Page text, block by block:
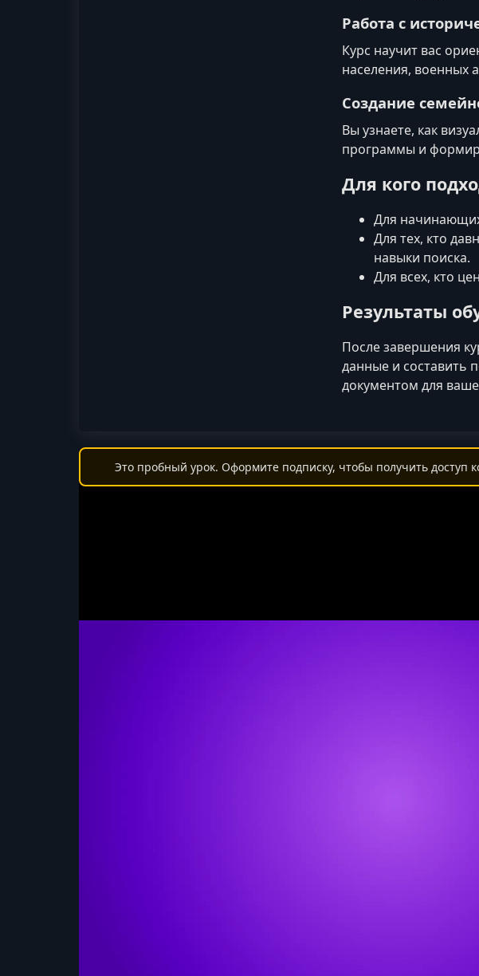
Работа с
Курс научит вас
населения, военных
Создание
Вы узнаете, как
программы и
Для кого
Для
Для тех, кто
навыки поиска.
Для всех, кто
Результаты
После завершения
данные и составить
документом для
Это пробный урок. Оформите подписку, чтобы получить доступ